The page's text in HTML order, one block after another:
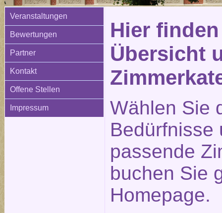
Veranstaltungen
Bewertungen
Partner
Kontakt
Offene Stellen
Impressum
Hier
Übersicht
Wählen Sie
Bedürfnisse
passende
buchen Sie
Homepage.